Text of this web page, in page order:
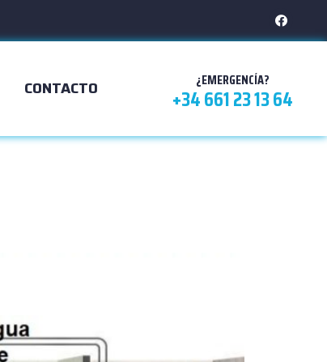
CONTACTO ¿EMERGENCÍA?
+34 661 23 13 64